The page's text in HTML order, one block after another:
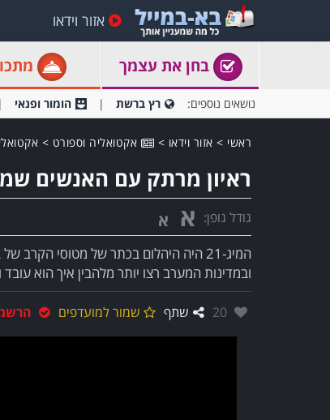
אזור וידאו
בחן את עצמך
נושאים נוספים: רץ ברשת הומור ופנאי
ראשי > אזור וידאו > אקטואליה וספורט >
ראיון מרתק עם האנשים
גודל גופן: א א
ובמדינות המערב רצו יותר מלהבין איך הוא
אהבו:
20 שתף שמור למועדפים